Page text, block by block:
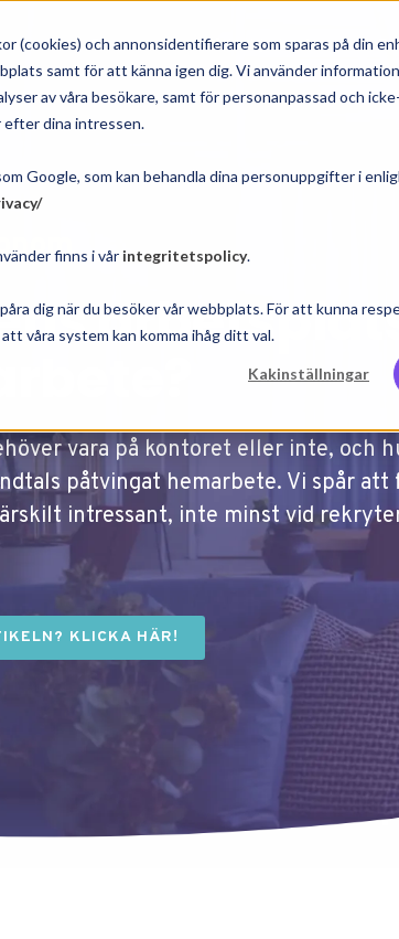
(cookies) och annonsidentifierare som sparas på din
samt för att känna igen dig. Vi använder
av våra besökare, samt för personanpassad och
efter dina intressen.
Google, som kan behandla dina personuppgifter i
finns i vår integritetspolicy.
dig när du besöker vår webbplats. För att kunna
våra system kan komma ihåg ditt val.
Kakinställningar
Om oss Vårt erbjudande
vara på kontoret eller inte,
påtvingat hemarbete. Vi spår
intressant, inte minst vid
KLICKA HÄR!